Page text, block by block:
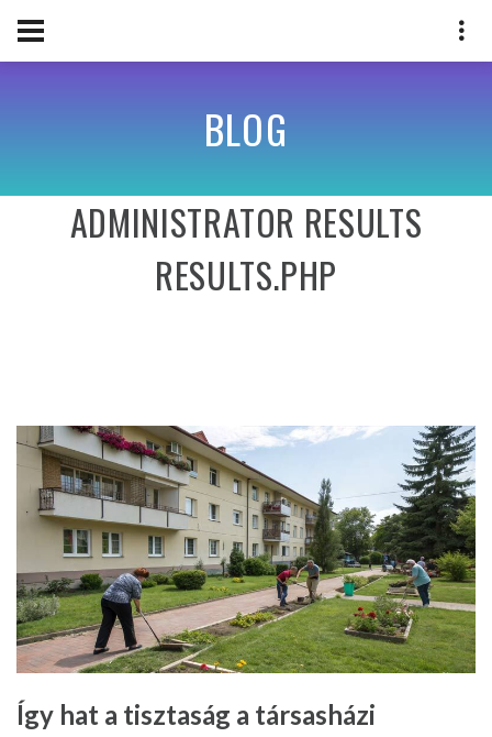
BLOG
ADMINISTRATOR RESULTS
RESULTS.PHP
Így hat a tisztaság a társasházi